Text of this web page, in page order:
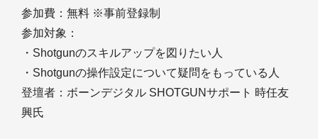
参加費：無料 ※事前登録制
参加対象：
・Shotgunのスキルアップを図りたい人
・Shotgunの操作設定について疑問をもっている人
登壇者：ボーンデジタル SHOTGUNサポート 時任友
興氏